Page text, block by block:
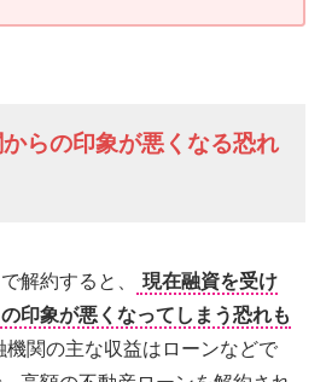
らの印象が悪くなる恐れ
解約すると、
現在融資を受け
印象が悪くなってしまう恐れも
機関の主な収益はローンなどで